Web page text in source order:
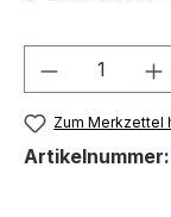
Produkt
Zum Merkzettel
Artikelnummer: